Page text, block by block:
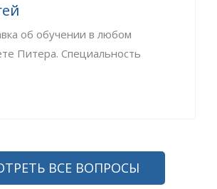
об обучении в любом
Питера. Специальность
ВСЕ ВОПРОСЫ